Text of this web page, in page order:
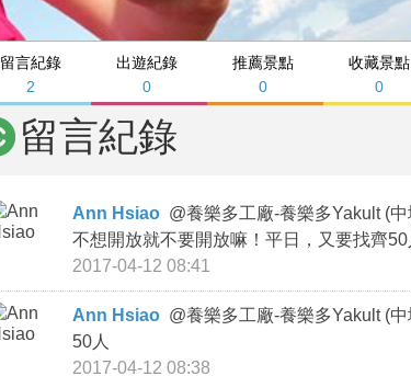
留言紀錄
2
出遊紀錄
0
推薦景點
0
收藏景點
0
留言紀錄
Ann Hsiao @養樂多工廠-養樂多Yakult (
不想開放就不要開放嘛！平日，又要找齊50
2017-04-12 08:41
Ann Hsiao @養樂多工廠-養樂多Yakult (
50人
2017-04-12 08:38